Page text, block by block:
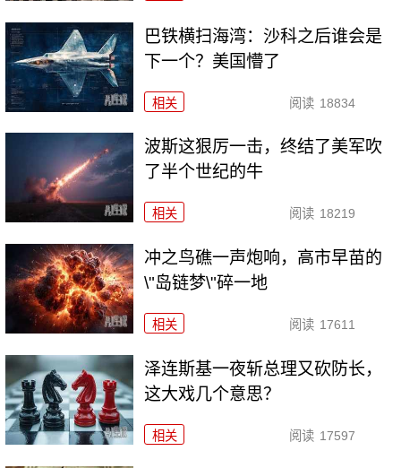
巴铁横扫海湾：沙科之后谁会是
下一个？美国懵了
相关 阅读 18834
波斯这狠厉一击，终结了美军吹
了半个世纪的牛
相关 阅读 18219
冲之鸟礁一声炮响，高市早苗的
\"岛链梦\"碎一地
相关 阅读 17611
泽连斯基一夜斩总理又砍防长，
这大戏几个意思？
相关 阅读 17597